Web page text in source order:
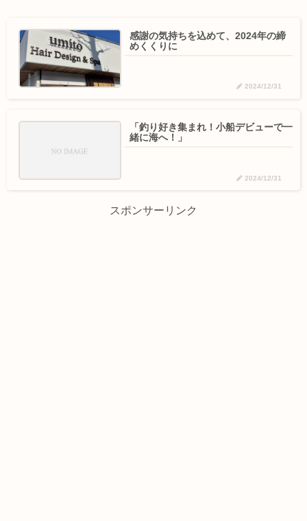
感謝の気持ちを込めて、2024年の締
めくくりに
2024/12/31
「釣り好き集まれ！小船デビューで一
緒に海へ！」
2024/12/31
スポンサーリンク